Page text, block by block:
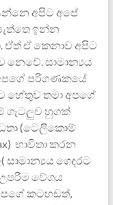
අපිට අපේ
ඉන්න
ඒත් ඒ කෙනාව අපිට
සාමාන්‍යය
පරිගණකයේ
හේතුව තමා අපගේ
ගැටලුව හුගක්
(ටෙලිකොම්
භාවිතා කරන
ගෙදරට
වේගය
කටහඩත්,